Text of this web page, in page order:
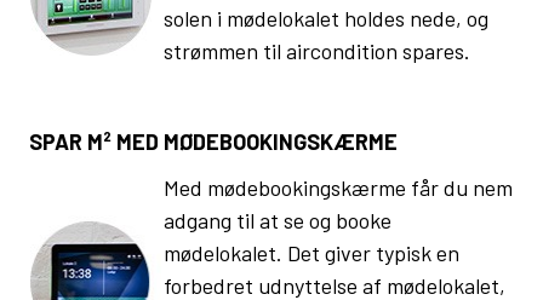
solen i mødelokalet holdes nede, og
strømmen til aircondition spares.
SPAR M² MED MØDEBOOKINGSKÆRME
Med mødebookingskærme får du nem
adgang til at se og booke
mødelokalet. Det giver typisk en
forbedret udnyttelse af mødelokalet,